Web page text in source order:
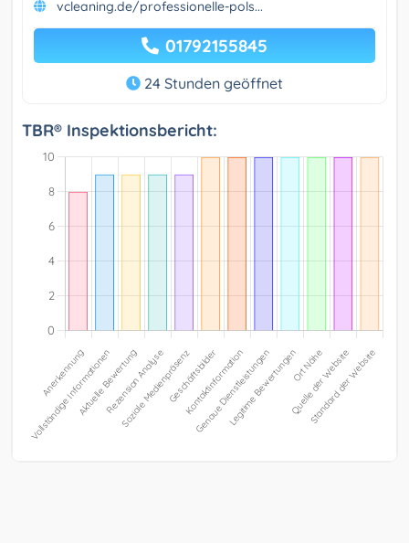
vcleaning.de/professionelle-pols...
01792155845
24 Stunden geöffnet
TBR® Inspektionsbericht: